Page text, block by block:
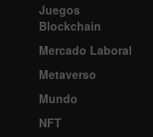
Juegos
Blockchain
Mercado Laboral
Metaverso
Mundo
NFT